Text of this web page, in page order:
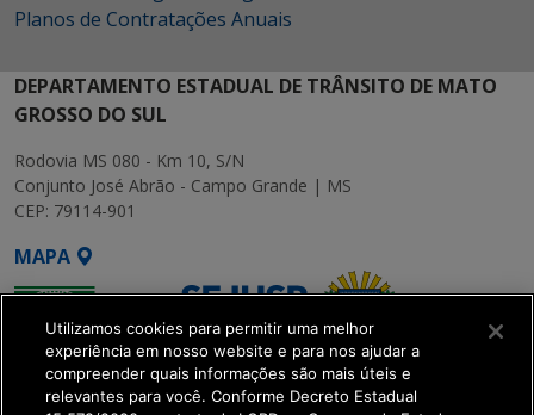
Planos de Contratações Anuais
DEPARTAMENTO ESTADUAL DE TRÂNSITO DE MATO
GROSSO DO SUL
Rodovia MS 080 - Km 10, S/N
Conjunto José Abrão - Campo Grande | MS
CEP: 79114-901
MAPA
Utilizamos cookies para permitir uma melhor
experiência em nosso website e para nos ajudar a
compreender quais informações são mais úteis e
relevantes para você. Conforme Decreto Estadual